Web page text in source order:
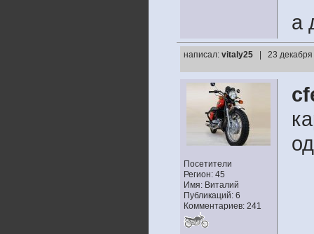
а
написал: vitaly25 | 23
Посетители
Регион: 45
Имя: Виталий
Публикаций: 6
Комментариев: 241